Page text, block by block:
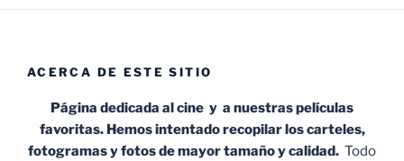
ACERCA DE ESTE SITIO
Página dedicada al cine y a nuestras películas
favoritas. Hemos intentado recopilar los carteles,
fotogramas y fotos de mayor tamaño y calidad. Todo